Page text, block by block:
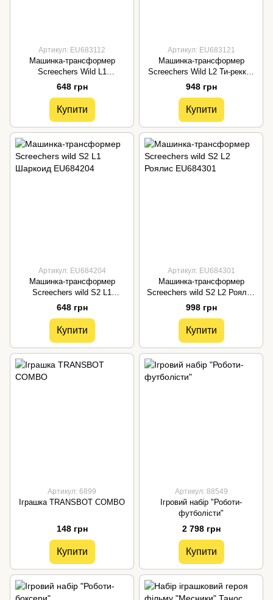
Артикул: EU683112
Машинка-трансформер
Screechers Wild L1
Ревадактиль EU683112
648 грн
Купити
Артикул: EU683121
Машинка-трансформер
Screechers Wild L2 Ти-реккер
EU683121
948 грн
Купити
Артикул: EU684204
Машинка-трансформер
Screechers wild S2 L1
Шаркоид EU684204
648 грн
Купити
Артикул: EU684301
Машинка-трансформер
Screechers wild S2 L2 Роялис
EU684301
998 грн
Купити
Артикул: 6899
Іграшка TRANSBOT COMBO
148 грн
Купити
Артикул: 88549
Ігровий набір "Роботи-
футболісти"
2 798 грн
Купити